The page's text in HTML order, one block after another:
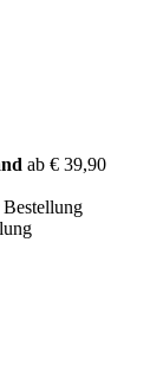
ab € 39,90